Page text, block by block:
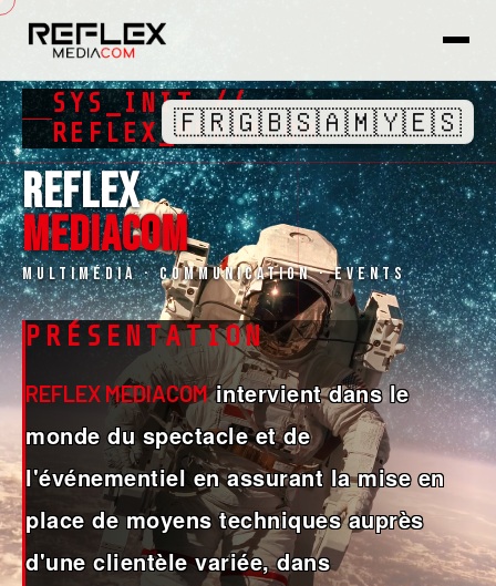
SYS_INIT //
REFLEX_MEDIACOM
█
REFLEX
MEDIACOM
Multimédia · Communication · Events
PRÉSENTATION
REFLEX MEDIACOMintervient dans le
monde du spectacle et de
l'événementiel en assurant la mise en
place de moyens techniques auprès
d'une clientèle variée, dans
🇫🇷🇬🇧🇸🇦🇲🇾🇪🇸